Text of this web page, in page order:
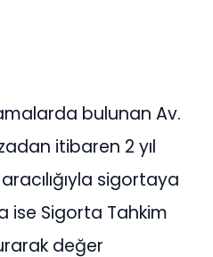
bulunan Av.
itibaren 2 yıl
sigortaya
ise Sigorta Tahkim
değer